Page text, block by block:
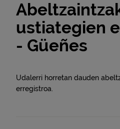
ustiategien
- Güeñes
Udalerri horretan dauden
erregistroa.